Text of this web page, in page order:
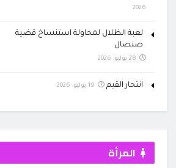
2026
لعبة الظلال لمحاولة استنساخ قضية
صنصال
انتحار القيم
المرأة